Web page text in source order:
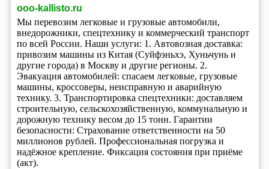
ooo-kallisto.ru
Мы перевозим легковые и грузовые автомобили,
внедорожники, спецтехнику и коммерческий транспорт
по всей России. Наши услуги: 1. Автовозная доставка:
привозим машины из Китая (Суйфэньхэ, Хуньчунь и
другие города) в Москву и другие регионы. 2.
Эвакуация автомобилей: спасаем легковые, грузовые
машины, кроссоверы, неисправную и аварийную
технику. 3. Транспортировка спецтехники: доставляем
строительную, сельскохозяйственную, коммунальную и
дорожную технику весом до 15 тонн. Гарантии
безопасности: Страхование ответственности на 50
миллионов рублей. Профессиональная погрузка и
надёжное крепление. Фиксация состояния при приёме
(акт).